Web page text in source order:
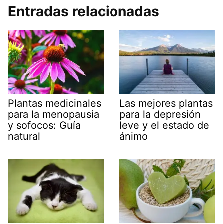
Entradas relacionadas
Plantas medicinales
para la menopausia
y sofocos: Guía
natural
Las mejores plantas
para la depresión
leve y el estado de
ánimo